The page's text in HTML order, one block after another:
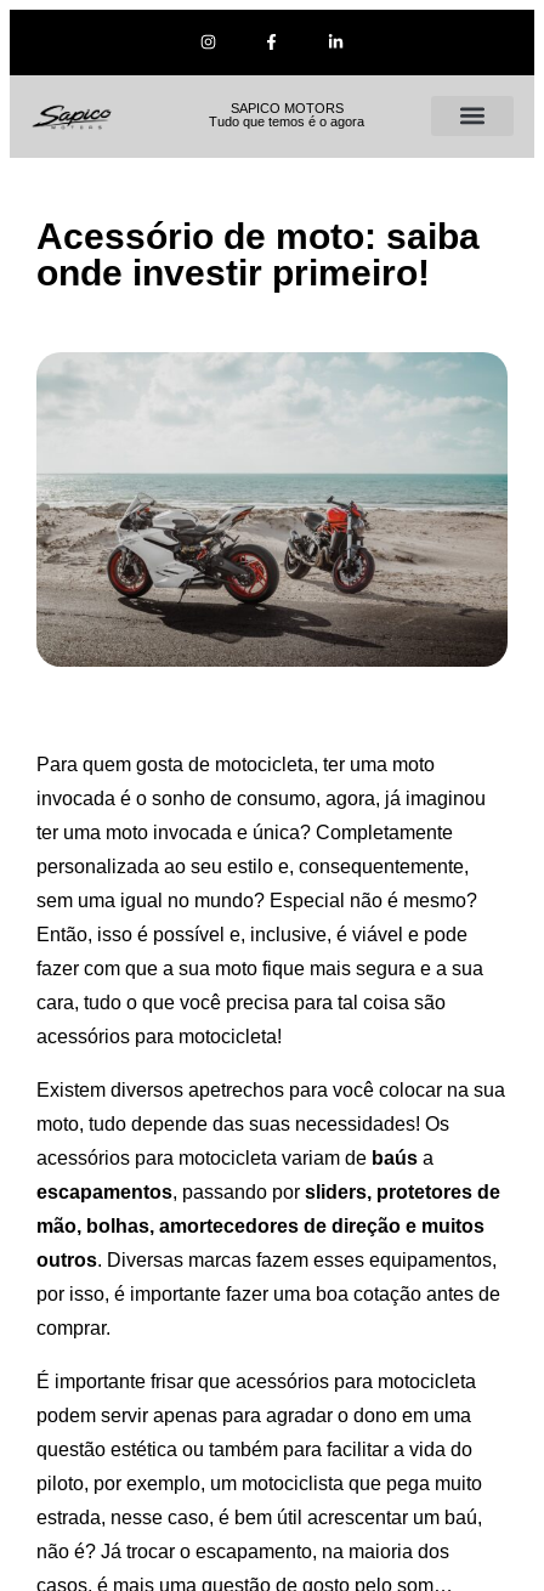
SAPICO MOTORS
Tudo que temos é o agora
Acessório de moto: saiba
onde investir primeiro!
Para quem gosta de motocicleta, ter uma moto
invocada é o sonho de consumo, agora, já imaginou
ter uma moto invocada e única? Completamente
personalizada ao seu estilo e, consequentemente,
sem uma igual no mundo? Especial não é mesmo?
Então, isso é possível e, inclusive, é viável e pode
fazer com que a sua moto fique mais segura e a sua
cara, tudo o que você precisa para tal coisa são
acessórios para motocicleta!
Existem diversos apetrechos para você colocar na sua
moto, tudo depende das suas necessidades! Os
acessórios para motocicleta variam de baúsa
escapamentos, passando por sliders, protetores de
mão, bolhas, amortecedores de direção e muitos
outros. Diversas marcas fazem esses equipamentos,
por isso, é importante fazer uma boa cotação antes de
comprar.
É importante frisar que acessórios para motocicleta
podem servir apenas para agradar o dono em uma
questão estética ou também para facilitar a vida do
piloto, por exemplo, um motociclista que pega muito
estrada, nesse caso, é bem útil acrescentar um baú,
não é? Já trocar o escapamento, na maioria dos
casos, é mais uma questão de gosto pelo som…